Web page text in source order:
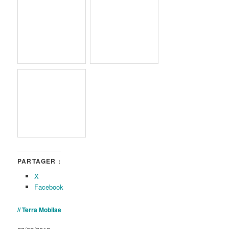
PARTAGER :
X
Facebook
// Terra Mobilae